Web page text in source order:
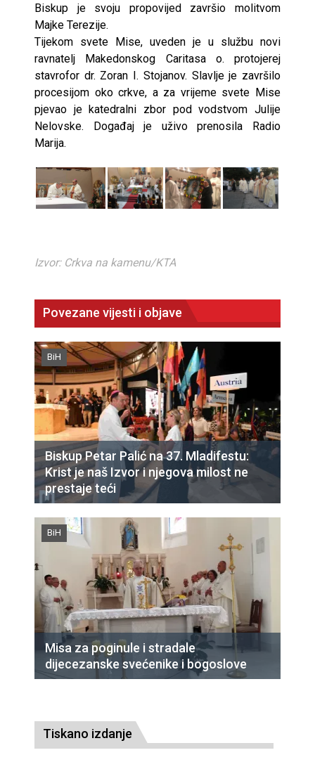
Biskup je svoju propovijed završio molitvom
Majke Terezije.
Tijekom svete Mise, uveden je u službu novi
ravnatelj Makedonskog Caritasa o. protojerej
stavrofor dr. Zoran I. Stojanov. Slavlje je završilo
procesijom oko crkve, a za vrijeme svete Mise
pjevao je katedralni zbor pod vodstvom Julije
Nelovske. Događaj je uživo prenosila Radio
Marija.
Izvor: Crkva na kamenu/KTA
Povezane vijesti i objave
BiH
Biskup Petar Palić na 37. Mladifestu:
Krist je naš Izvor i njegova milost ne
prestaje teći
BiH
Misa za poginule i stradale
dijecezanske svećenike i bogoslove
Tiskano izdanje